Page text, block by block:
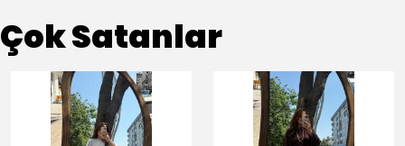
Çok Satanlar